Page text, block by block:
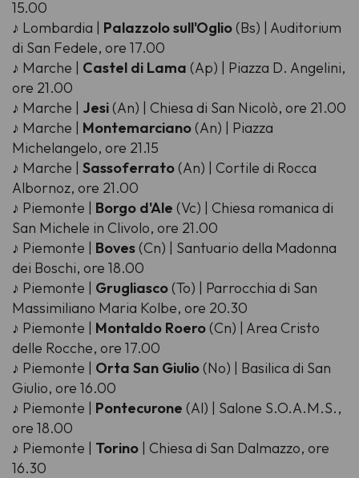
15.00
♪ Lombardia | Palazzolo sull'Oglio(Bs) | Auditorium
di San Fedele, ore 17.00
♪ Marche | Castel di Lama (Ap) | Piazza D. Angelini,
ore 21.00
♪ Marche | Jesi(An) | Chiesa di San Nicolò, ore 21.00
♪ Marche | Montemarciano(An) | Piazza
Michelangelo, ore 21.15
♪ Marche | Sassoferrato(An) | Cortile di Rocca
Albornoz, ore 21.00
♪ Piemonte | Borgo d'Ale (Vc) | Chiesa romanica di
San Michele in Clivolo, ore 21.00
♪ Piemonte | Boves(Cn) | Santuario della Madonna
dei Boschi, ore 18.00
♪ Piemonte | Grugliasco(To) | Parrocchia di San
Massimiliano Maria Kolbe, ore 20.30
♪ Piemonte | Montaldo Roero(Cn) | Area Cristo
delle Rocche, ore 17.00
♪ Piemonte | Orta San Giulio(No) | Basilica di San
Giulio, ore 16.00
♪ Piemonte | Pontecurone (Al) | Salone S.O.A.M.S.,
ore 18.00
♪ Piemonte | Torino | Chiesa di San Dalmazzo, ore
16.30